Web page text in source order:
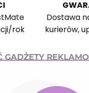
rok
Dostawa
kurierów,